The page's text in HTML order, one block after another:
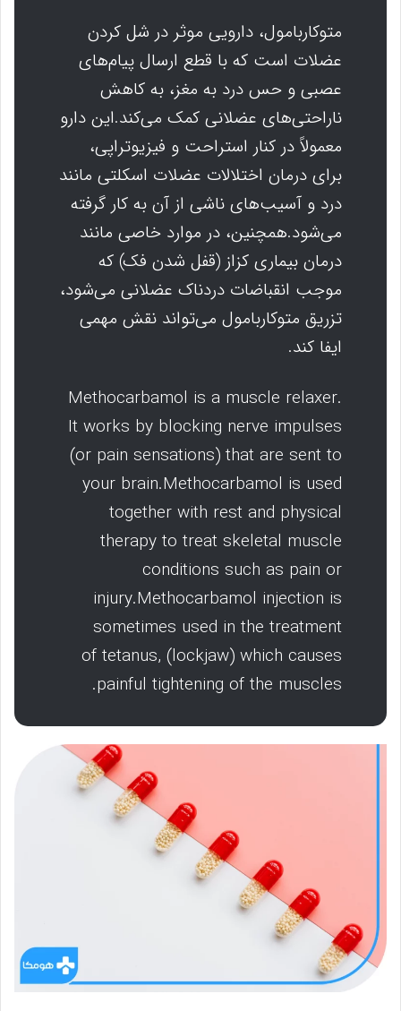
متوکاربامول، دارویی موثر در شل کردن
عضلات است که با قطع ارسال پیام‌های
عصبی و حس درد به مغز، به کاهش
ناراحتی‌های عضلانی کمک می‌کند.این دارو
معمولاً در کنار استراحت و فیزیوتراپی،
برای درمان اختلالات عضلات اسکلتی مانند
درد و آسیب‌های ناشی از آن به کار گرفته
می‌شود.همچنین، در موارد خاصی مانند
درمان بیماری کزاز (قفل شدن فک) که
موجب انقباضات دردناک عضلانی می‌شود،
تزریق متوکاربامول می‌تواند نقش مهمی
ایفا کند.
Methocarbamol is a muscle relaxer.
It works by blocking nerve impulses
(or pain sensations) that are sent to
your brain.Methocarbamol is used
together with rest and physical
therapy to treat skeletal muscle
conditions such as pain or
injury.Methocarbamol injection is
sometimes used in the treatment
of tetanus, (lockjaw) which causes
painful tightening of the muscles.